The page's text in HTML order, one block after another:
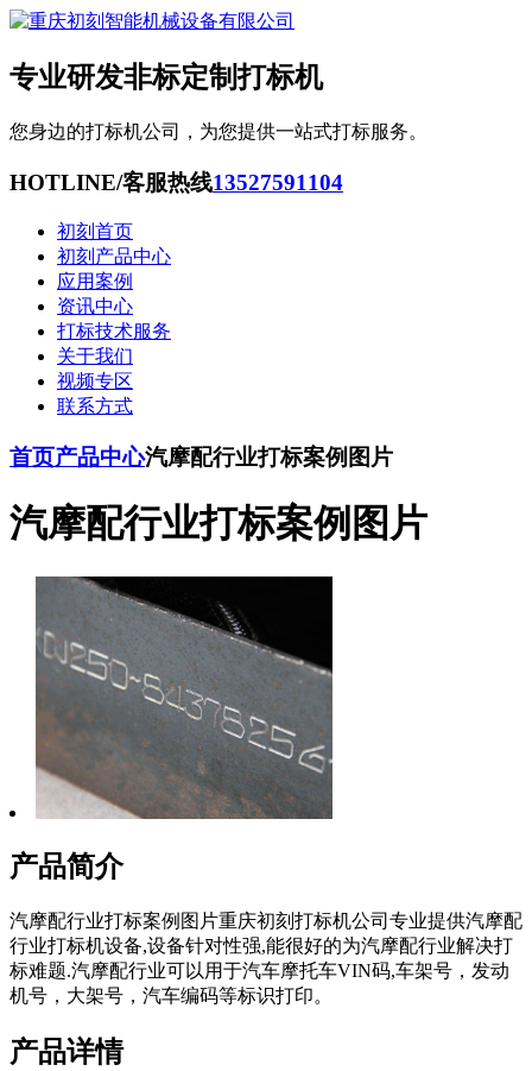
专业研发非标定制打标机
您身边的打标机公司，为您提供一站式打标服务。
HOTLINE/客服热线13527591104
初刻首页
初刻产品中心
应用案例
资讯中心
打标技术服务
关于我们
视频专区
联系方式
首页产品中心汽摩配行业打标案例图片
汽摩配行业打标案例图片
产品简介
汽摩配行业打标案例图片重庆初刻打标机公司专业提供汽摩配
行业打标机设备,设备针对性强,能很好的为汽摩配行业解决打
标难题.汽摩配行业可以用于汽车摩托车VIN码,车架号，发动
机号，大架号，汽车编码等标识打印。
产品详情